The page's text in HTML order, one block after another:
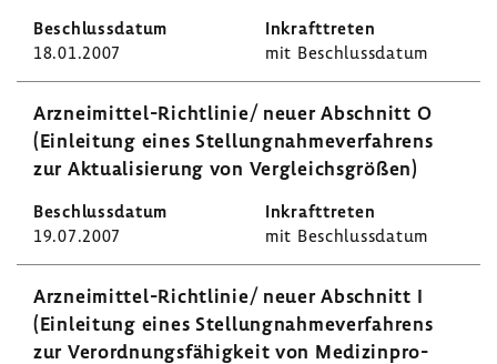
18.01.2007 mit Beschluss­datum
Arzneimittel-​Richtlinie/ neuer Abschnitt O
(Einlei­tung eines Stel­lung­nah­me­ver­fah­rens
zur Aktua­li­sie­rung von Vergleichs­größen)
19.07.2007 mit Beschluss­datum
Arzneimittel-​Richtlinie/ neuer Abschnitt I
(Einlei­tung eines Stel­lung­nah­me­ver­fah­rens
zur Verord­nungs­fä­hig­keit von Medi­zin­pro­